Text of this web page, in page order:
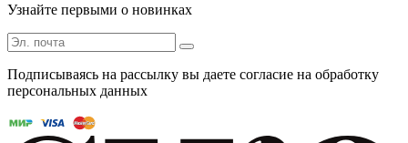
Узнайте первыми о новинках
Подписываясь на рассылку вы даете согласие на обработку
персональных данных